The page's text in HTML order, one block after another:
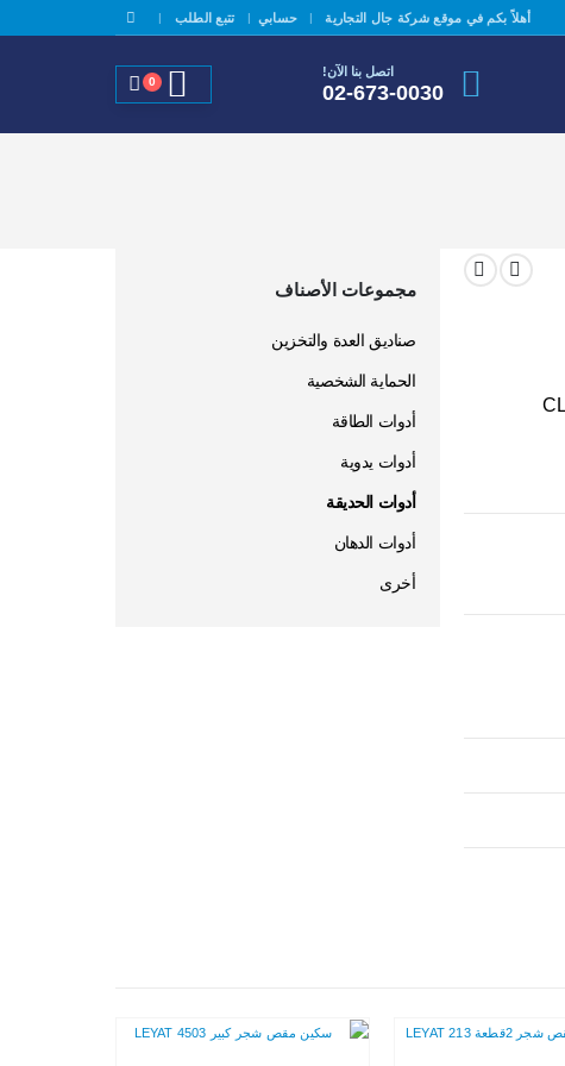
أهلاً بكم في موقع شركة جال التجارية | حسابي تتبع الطلب |
اتصل بنا الآن!
02-673-0030
0
مجموعات الأصناف
صناديق العدة والتخزين
الحماية الشخصية
أدوات الطاقة
أدوات يدوية
أدوات الحديقة
أدوات الدهان
أخرى